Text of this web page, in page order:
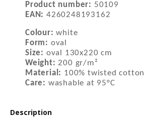
Product number: 50109
EAN: 4260248193162
Colour:white
Form: oval
Size: oval 130x220 cm
Weight:200 gr/m²
Material: 100% twisted cotton
Care: washable at 95°C
Description